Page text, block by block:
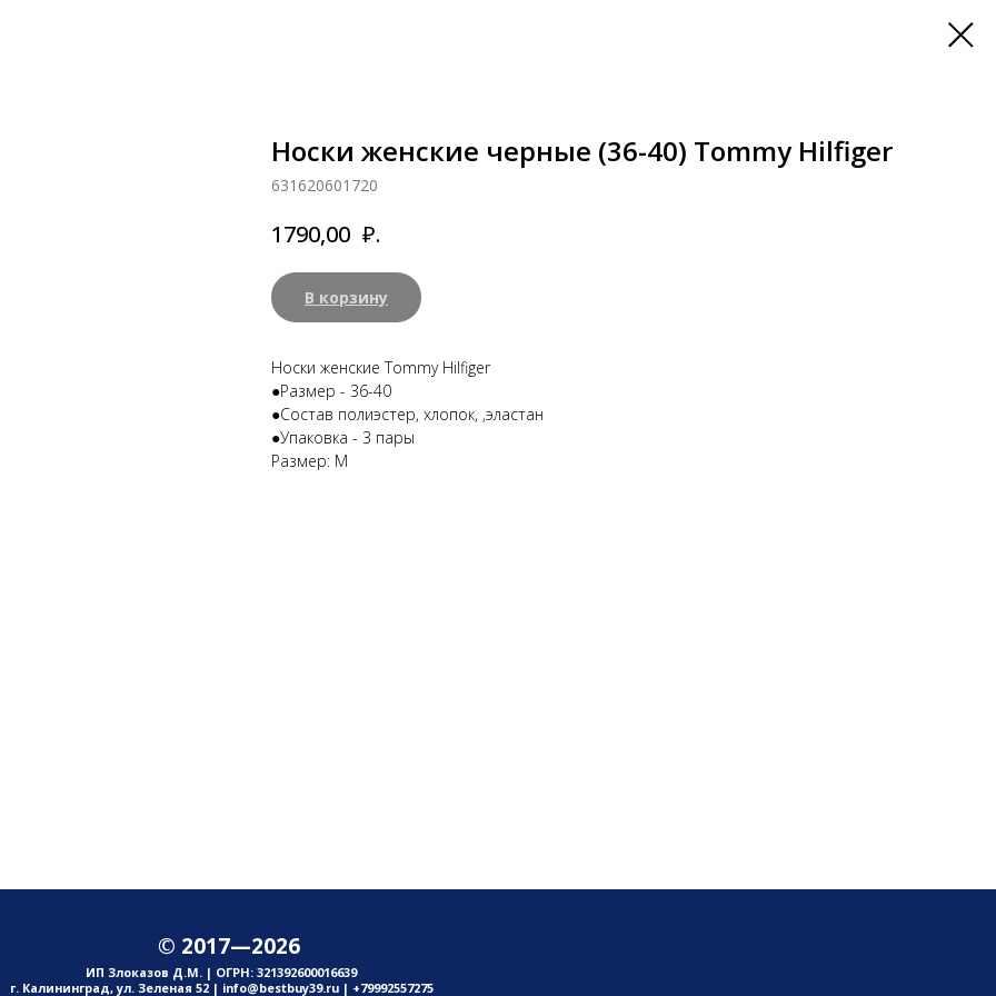
Носки женские черные (36-40) Tommy Hilfiger
631620601720
1790,00 ₽.
В корзину
Носки женские Tommy Hilfiger
●Размер - 36-40
●Состав полиэстер, хлопок, ,эластан
●Упаковка - 3 пары
Размер: M
© 2017—2026
ИП Злоказов Д.М. | ОГРН: 321392600016639
г. Калининград, ул. Зеленая 52 | info@bestbuy39.ru | +79992557275